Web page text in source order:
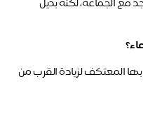
يمكن، لكنه لا يوازي الاعتكاف في المسجد مع الجماعة، لكنه بديل
نعم، فهما من أهم الأعمال التي يقوم بها المعتكف لزيادة القرب من